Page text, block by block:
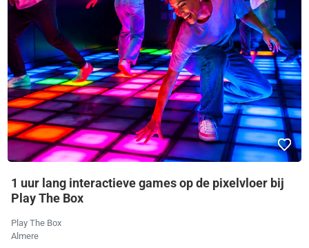
1 uur lang interactieve games op de pixelvloer bij
Play The Box
Play The Box
Almere